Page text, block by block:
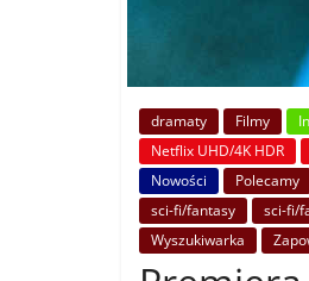
dramaty Filmy
Netflix UHD/4K HDR
Nowości
Polecamy
sci-fi/fantasy
sci-fi/
Wyszukiwarka